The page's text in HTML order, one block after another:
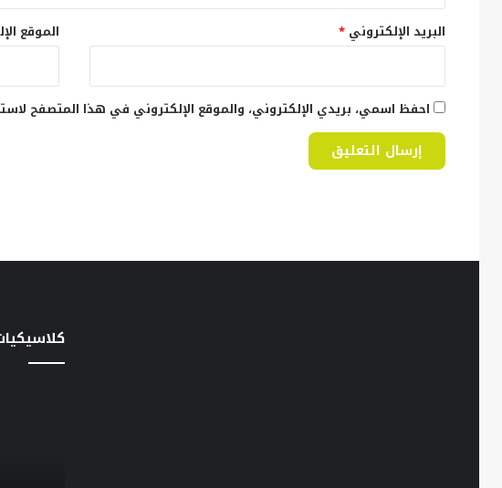
البريد الإلكتروني * الموقع
احفظ اسمي، بريدي الإلكتروني، والموقع الإلكتروني في هذا المتصفح